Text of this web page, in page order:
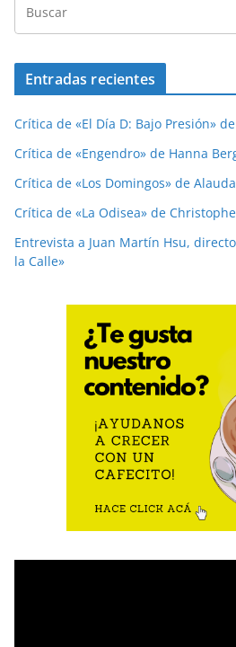
Entradas recientes
Crítica de «El Día D: Bajo Presión»
Crítica de «Engendro» de Hanna
Crítica de «Los Domingos» de
Crítica de «La Odisea» de
Entrevista a Juan Martín Hsu,
la Calle»